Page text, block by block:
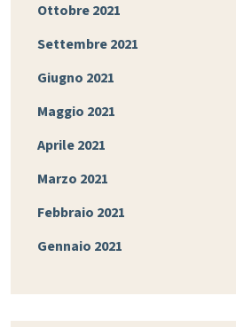
Ottobre 2021
Settembre 2021
Giugno 2021
Maggio 2021
Aprile 2021
Marzo 2021
Febbraio 2021
Gennaio 2021